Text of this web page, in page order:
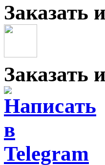
Заказать
Заказать